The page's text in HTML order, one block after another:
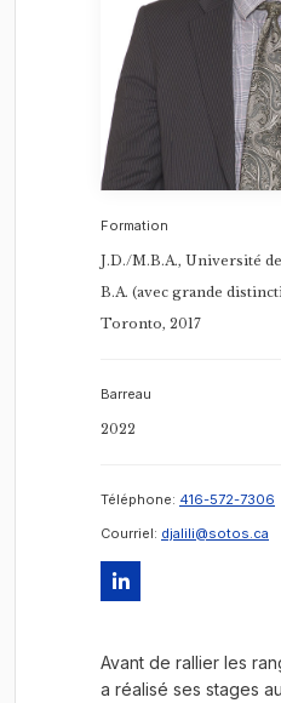
Formation
J.D./M.B.A., Université
B.A. (avec grande
Toronto, 2017
Barreau
2022
Téléphone: 416-572-7306
Courriel: djalili@sotos.ca
Avant de rallier les
a réalisé ses stages